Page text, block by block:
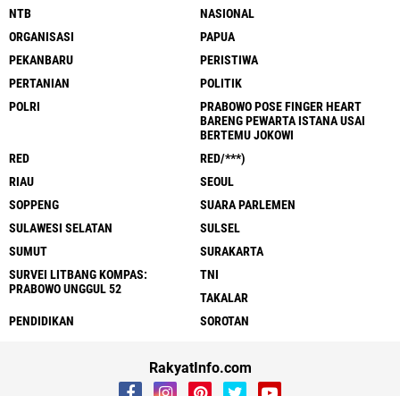
NTB
NASIONAL
ORGANISASI
PAPUA
PEKANBARU
PERISTIWA
PERTANIAN
POLITIK
POLRI
PRABOWO POSE FINGER HEART
BARENG PEWARTA ISTANA USAI
BERTEMU JOKOWI
RED
RED/***)
RIAU
SEOUL
SOPPENG
SUARA PARLEMEN
SULAWESI SELATAN
SULSEL
SUMUT
SURAKARTA
SURVEI LITBANG KOMPAS:
PRABOWO UNGGUL 52
TNI
TAKALAR
PENDIDIKAN
SOROTAN
RakyatInfo.com